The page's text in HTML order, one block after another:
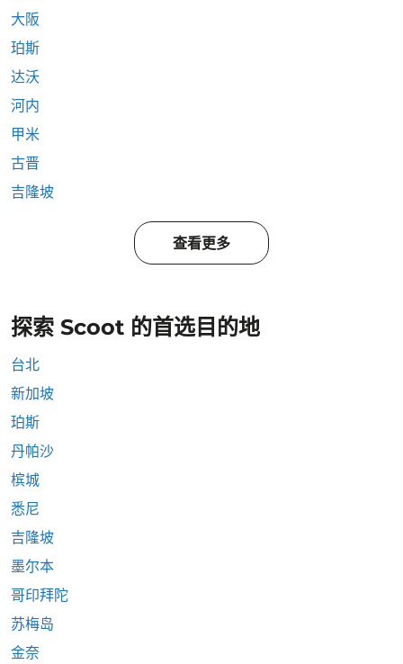
大阪
珀斯
达沃
河内
甲米
古晋
吉隆坡
查看更多
探索 Scoot 的首选目的地
台北
新加坡
珀斯
丹帕沙
槟城
悉尼
吉隆坡
墨尔本
哥印拜陀
苏梅岛
金奈